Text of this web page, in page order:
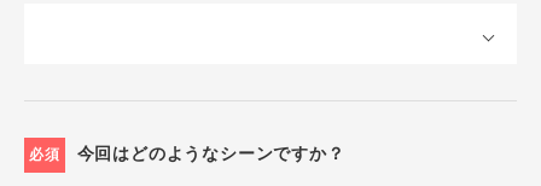
必須 今回はどのようなシーンですか？